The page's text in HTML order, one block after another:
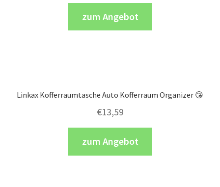
zum Angebot
Linkax Kofferraumtasche Auto Kofferraum Organizer 😘
€13,59
zum Angebot